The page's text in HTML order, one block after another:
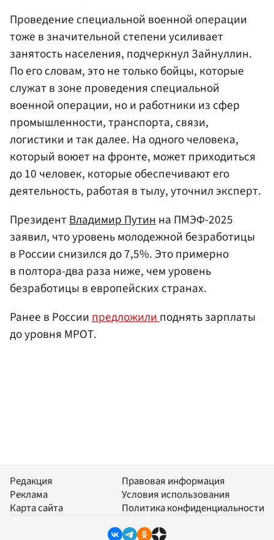
Проведение специальной военной операции
тоже в значительной степени усиливает
занятость населения, подчеркнул Зайнуллин.
По его словам, это не только бойцы, которые
служат в зоне проведения специальной
военной операции, но и работники из сфер
промышленности, транспорта, связи,
логистики и так далее. На одного человека,
который воюет на фронте, может приходиться
до 10 человек, которые обеспечивают его
деятельность, работая в тылу, уточнил эксперт.
ПрезидентВладимир Путинна ПМЭФ-2025
заявил, что уровень молодежной безработицы
в России снизился до 7,5%. Это примерно
в полтора-два раза ниже, чем уровень
безработицы в европейских странах.
Ранее в Россиипредложилиподнять зарплаты
до уровня МРОТ.
Редакция
Реклама
Карта сайта
Правовая информация
Условия использования
Политика конфиденциальности